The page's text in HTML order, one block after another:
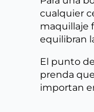
cualquier
maquillaje
equilibran
El punto
prenda
importan